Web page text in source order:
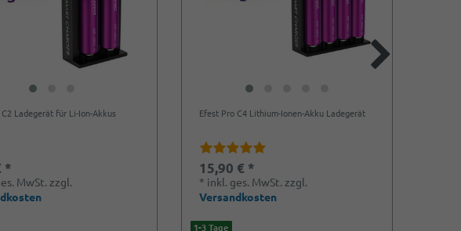
Ladegerät für Li-Ion-Akkus
*
MwSt. zzgl.
Efest Pro C4 Lithium-Ionen-Akku Ladegerät
15,90 € *
* inkl. ges. MwSt. zzgl.
Versandkosten
1-3 Tage